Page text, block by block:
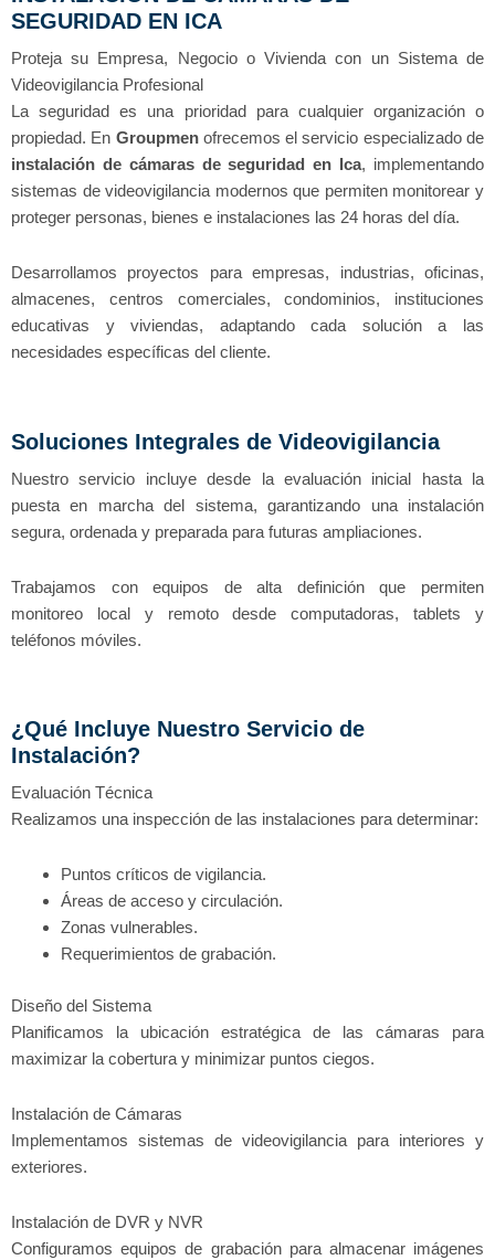
SEGURIDAD EN ICA
Proteja su Empresa, Negocio o Vivienda con un Sistema de
Videovigilancia Profesional
La seguridad es una prioridad para cualquier organización o
propiedad. En Groupmenofrecemos el servicio especializado de
instalación de cámaras de seguridad en Ica, implementando
sistemas de videovigilancia modernos que permiten monitorear y
proteger personas, bienes e instalaciones las 24 horas del día.
Desarrollamos proyectos para empresas, industrias, oficinas,
almacenes, centros comerciales, condominios, instituciones
educativas y viviendas, adaptando cada solución a las
necesidades específicas del cliente.
Soluciones Integrales de Videovigilancia
Nuestro servicio incluye desde la evaluación inicial hasta la
puesta en marcha del sistema, garantizando una instalación
segura, ordenada y preparada para futuras ampliaciones.
Trabajamos con equipos de alta definición que permiten
monitoreo local y remoto desde computadoras, tablets y
teléfonos móviles.
¿Qué Incluye Nuestro Servicio de
Instalación?
Evaluación Técnica
Realizamos una inspección de las instalaciones para determinar:
Puntos críticos de vigilancia.
Áreas de acceso y circulación.
Zonas vulnerables.
Requerimientos de grabación.
Diseño del Sistema
Planificamos la ubicación estratégica de las cámaras para
maximizar la cobertura y minimizar puntos ciegos.
Instalación de Cámaras
Implementamos sistemas de videovigilancia para interiores y
exteriores.
Instalación de DVR y NVR
Configuramos equipos de grabación para almacenar imágenes